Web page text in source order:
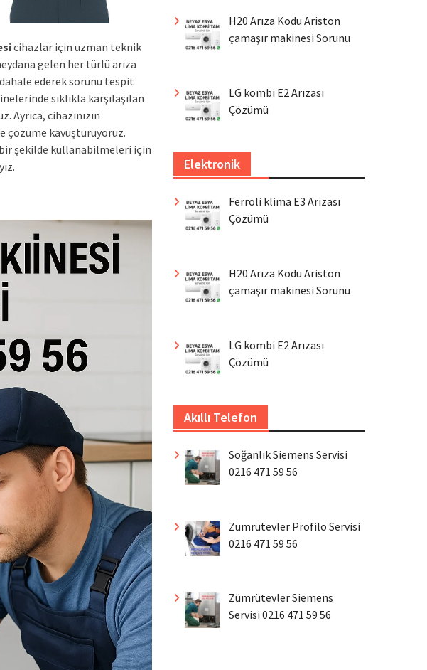
cihazlar için uzman teknik
gelen her türlü arıza
ederek sorunu tespit
sıklıkla karşılaşılan
Ayrıca, cihazınızın
çözüme kavuşturuyoruz.
şekilde kullanabilmeleri için
H20 Arıza Kodu Ariston
çamaşır makinesi Sorunu
LG kombi E2 Arızası
Çözümü
Elektronik
Ferroli klima E3 Arızası
Çözümü
H20 Arıza Kodu Ariston
çamaşır makinesi Sorunu
LG kombi E2 Arızası
Çözümü
Akıllı Telefon
Soğanlık Siemens Servisi
0216 471 59 56
Zümrütevler Profilo Servisi
0216 471 59 56
Zümrütevler Siemens
Servisi 0216 471 59 56